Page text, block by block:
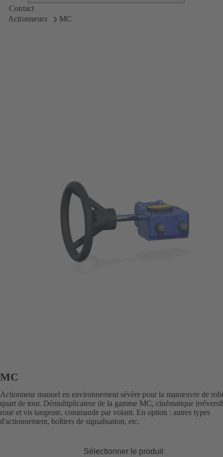
Contact
Actionneurs
MC
MC
Actionneur manuel en environnement sévère pour la manœuvre de
quart de tour. Démultiplicateur de la gamme MC, cinématique
roue et vis tangente, commande par volant. En option : autres types
d'actionnement, boîtiers de signalisation, etc.
Sélectionner le produit